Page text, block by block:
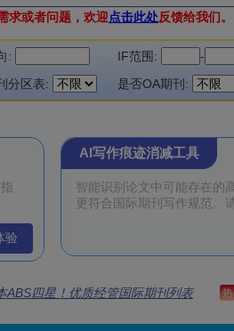
求或者问题，欢迎点击此处反馈给我们。
: IF范围: -
分区表: 是否OA期刊:
验
AI写作痕迹消减工具
ABS四星！优质经管国际期刊列表 热